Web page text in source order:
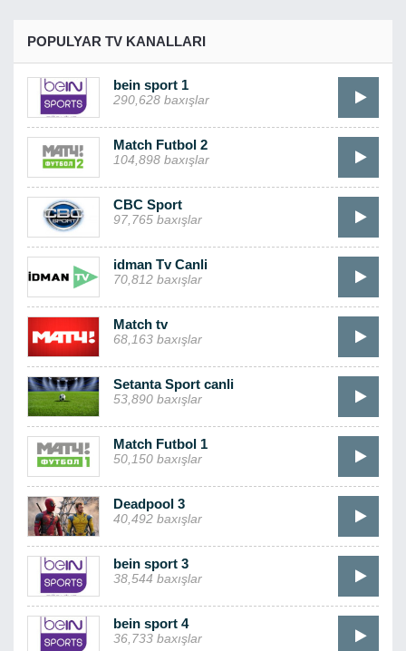
POPULYAR TV KANALLARI
bein sport 1
290,628 baxışlar
Match Futbol 2
104,898 baxışlar
CBC Sport
97,765 baxışlar
idman Tv Canli
70,812 baxışlar
Match tv
68,163 baxışlar
Setanta Sport canli
53,890 baxışlar
Match Futbol 1
50,150 baxışlar
Deadpool 3
40,492 baxışlar
bein sport 3
38,544 baxışlar
bein sport 4
36,733 baxışlar